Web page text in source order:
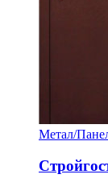
Метал/